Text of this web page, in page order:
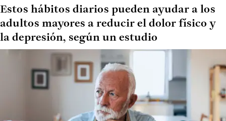
Estos hábitos diarios pueden ayudar a los
adultos mayores a reducir el dolor físico y
la depresión, según un estudio